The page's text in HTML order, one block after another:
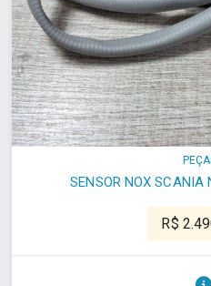
SENSOR NOX SCANIA
R$